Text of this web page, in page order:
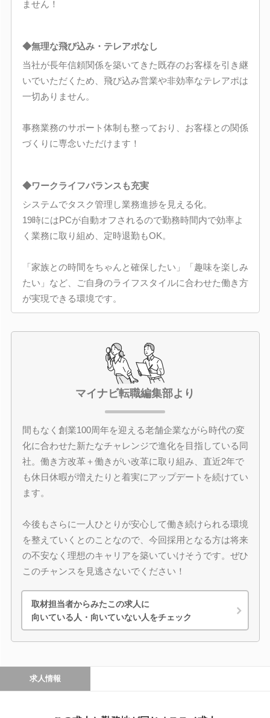
ません！
◆無理な飛び込み・テレアポなし
当社が長年信頼関係を築いてきた既存のお客様を引き継
いでいただくため、飛び込み営業や非効率なテレアポは
一切ありません。
事務業務のサポート体制も整っており、お客様との関係
づくりに専念いただけます！
◆ワークライフバランスも充実
システムでタスク管理し業務進捗を見える化。
19時にはPCが自動オフされるので勤務時間内で効率よ
く業務に取り組め、定時退勤もOK。
「家族との時間をちゃんと確保したい」「趣味を楽しみ
たい」など、ご自身のライフスタイルに合わせた働き方
が実現できる環境です。
マイナビ転職編集部より
間もなく創業100周年を迎える老舗企業ながら時代の変
化に合わせた新たなチャレンジで進化を目指している同
社。働き方改革＋働きがい改革に取り組み、直近2年で
も休日休暇が増えたりと着実にアップデートを続けてい
ます。
今後もさらに一人ひとりが安心して働き続けられる環境
を整えていくとのことなので、今回採用となる方は将来
の不安なく理想のキャリアを築いていけそうです。ぜひ
このチャンスを見逃さないでください！
取材担当者からみたこの求人に
向いている人・向いていない人をチェック
求人情報